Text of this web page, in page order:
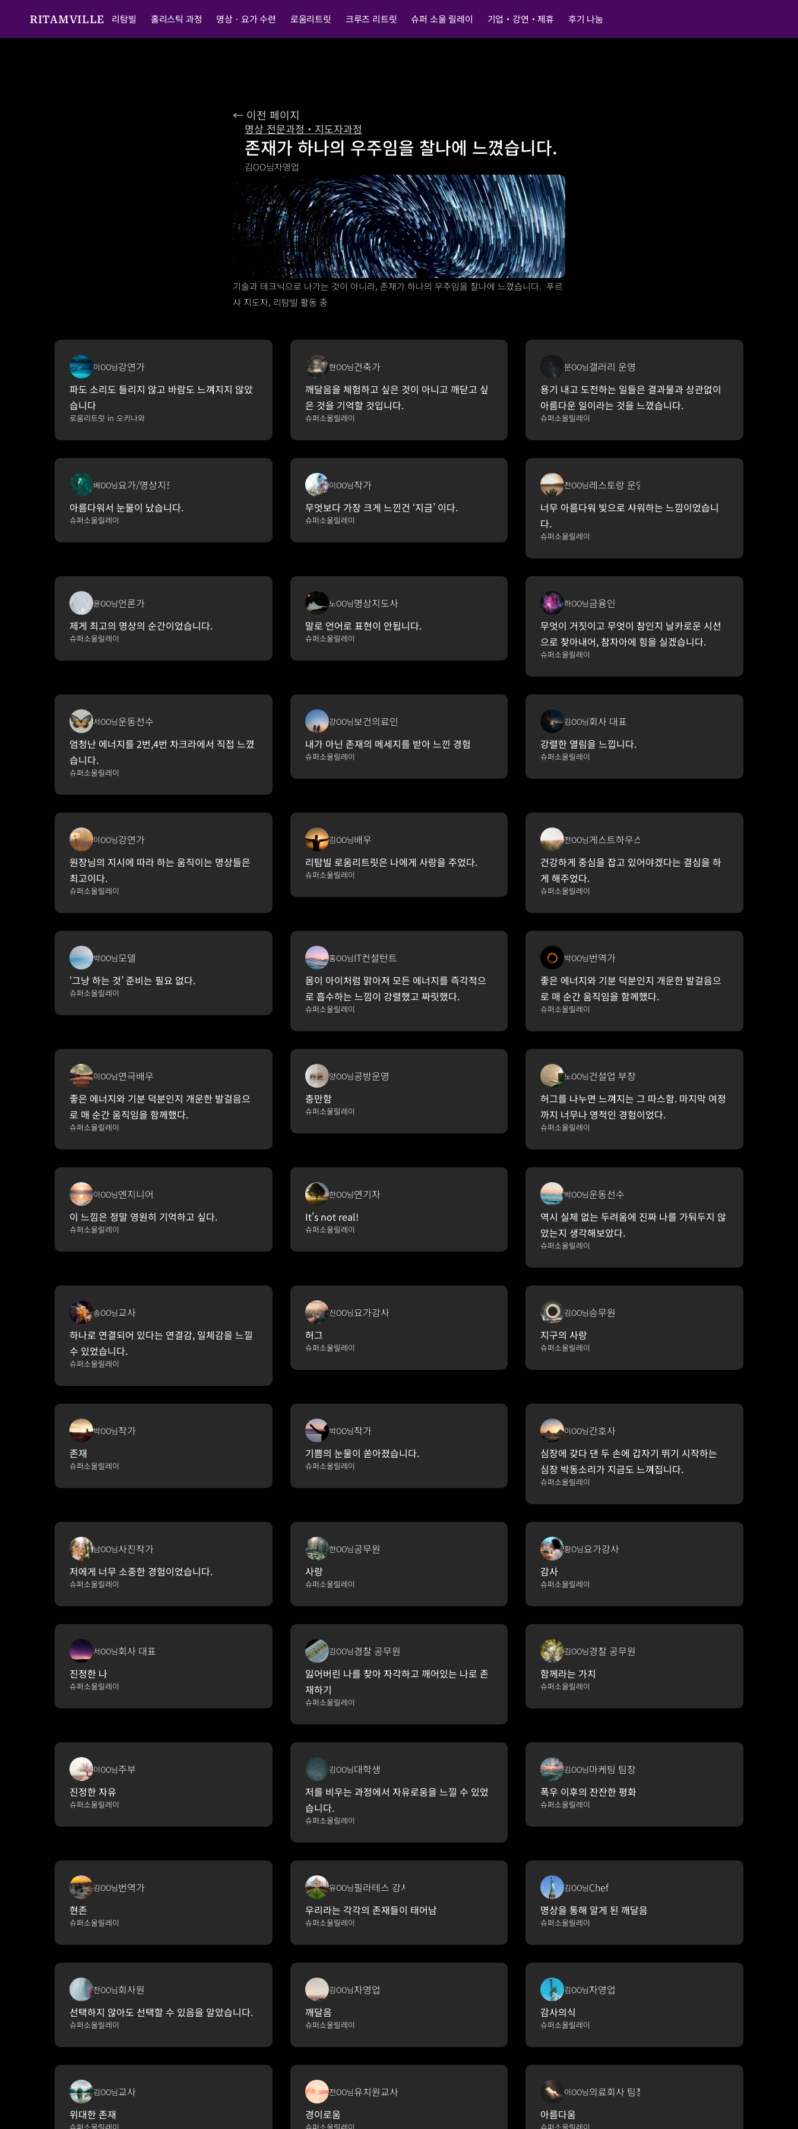
RITAMVILLE 리탐빌 홀리스틱 과정 명상ㆍ요가 수련 로움리트릿 크루즈 리트릿 슈퍼 소울 릴레이 기업・강연・제휴 후기 나눔
← 이전 페이지
명상 전문과정・지도자과정
존재가 하나의 우주임을 찰나에 느꼈습니다.
김OO님자영업
기술과 테크닉으로 나가는 것이 아니라, 존재가 하나의 우주임을 찰나에 느꼈습니다.  푸르
샤 지도자, 리탐빌 활동 중
이OO님강연가
파도 소리도 들리지 않고 바람도 느껴지지 않았
습니다
로움리트릿 in 오키나와
현OO님건축가
깨달음을 체험하고 싶은 것이 아니고 깨닫고 싶
은 것을 기억할 것입니다.
슈퍼소울릴레이
문OO님갤러리 운영
용기 내고 도전하는 일들은 결과물과 상관없이
아름다운 일이라는 것을 느꼈습니다.
슈퍼소울릴레이
베OO님요가/명상지도자
아름다워서 눈물이 났습니다.
슈퍼소울릴레이
이OO님작가
무엇보다 가장 크게 느낀건 ‘지금’ 이다.
슈퍼소울릴레이
전OO님레스토랑 운영
너무 아름다워 빛으로 샤워하는 느낌이었습니
다.
슈퍼소울릴레이
윤OO님언론가
제게 최고의 명상의 순간이었습니다.
슈퍼소울릴레이
노OO님명상지도사
말로 언어로 표현이 안됩니다.
슈퍼소울릴레이
하OO님금융인
무엇이 거짓이고 무엇이 참인지 날카로운 시선
으로 찾아내어, 참자아에 힘을 실겠습니다.
슈퍼소울릴레이
서OO님운동선수
엄청난 에너지를 2번,4번 차크라에서 직접 느꼈
습니다.
슈퍼소울릴레이
강OO님보건의료인
내가 아닌 존재의 메세지를 받아 느낀 경험
슈퍼소울릴레이
김OO님회사 대표
강렬한 열림을 느낍니다.
슈퍼소울릴레이
이OO님강연가
원장님의 지시에 따라 하는 움직이는 명상들은
최고이다.
슈퍼소울릴레이
김OO님배우
리탐빌 로움리트릿은 나에게 사랑을 주었다.
슈퍼소울릴레이
전OO님게스트하우스 운영
건강하게 중심을 잡고 있어야겠다는 결심을 하
게 해주었다.
슈퍼소울릴레이
박OO님모델
‘그냥 하는 것’ 준비는 필요 없다.
슈퍼소울릴레이
홍OO님IT컨설턴트
몸이 아이처럼 맑아져 모든 에너지를 즉각적으
로 흡수하는 느낌이 강렬했고 짜릿했다.
슈퍼소울릴레이
박OO님번역가
좋은 에너지와 기분 덕분인지 개운한 발걸음으
로 매 순간 움직임을 함께했다.
슈퍼소울릴레이
이OO님연극배우
좋은 에너지와 기분 덕분인지 개운한 발걸음으
로 매 순간 움직임을 함께했다.
슈퍼소울릴레이
양OO님공방운영
충만함
슈퍼소울릴레이
노OO님건설업 부장
허그를 나누면 느껴지는 그 따스함. 마지막 여정
까지 너무나 영적인 경험이었다.
슈퍼소울릴레이
이OO님엔지니어
이 느낌은 정말 영원히 기억하고 싶다.
슈퍼소울릴레이
한OO님연기자
It's not real!
슈퍼소울릴레이
박OO님운동선수
역시 실체 없는 두려움에 진짜 나를 가둬두지 않
았는지 생각해보았다.
슈퍼소울릴레이
송OO님교사
하나로 연결되어 있다는 연결감, 일체감을 느낄
수 있었습니다.
슈퍼소울릴레이
신OO님요가강사
허그
슈퍼소울릴레이
김OO님승무원
지구의 사랑
슈퍼소울릴레이
박OO님작가
존재
슈퍼소울릴레이
박OO님작가
기쁨의 눈물이 쏟아졌습니다.
슈퍼소울릴레이
이OO님간호사
심장에 갖다 댄 두 손에 갑자기 뛰기 시작하는
심장 박동소리가 지금도 느껴집니다.
슈퍼소울릴레이
남OO님사진작가
저에게 너무 소중한 경험이었습니다.
슈퍼소울릴레이
한OO님공무원
사랑
슈퍼소울릴레이
황O님요가강사
감사
슈퍼소울릴레이
서OO님회사 대표
진정한 나
슈퍼소울릴레이
김OO님경찰 공무원
잃어버린 나를 찾아 자각하고 깨어있는 나로 존
재하기
슈퍼소울릴레이
김OO님경찰 공무원
함께라는 가치
슈퍼소울릴레이
이OO님주부
진정한 자유
슈퍼소울릴레이
김OO님대학생
저를 비우는 과정에서 자유로움을 느낄 수 있었
습니다.
슈퍼소울릴레이
김OO님마케팅 팀장
폭우 이후의 잔잔한 평화
슈퍼소울릴레이
김OO님번역가
현존
슈퍼소울릴레이
유OO님필라테스 강사
우리라는 각각의 존재들이 태어남
슈퍼소울릴레이
김OO님Chef
명상을 통해 알게 된 깨달음
슈퍼소울릴레이
전OO님회사원
선택하지 않아도 선택할 수 있음을 알았습니다.
슈퍼소울릴레이
김OO님자영업
깨달음
슈퍼소울릴레이
김OO님자영업
감사의식
슈퍼소울릴레이
김OO님교사
위대한 존재
전OO님유치원교사
경이로움
이OO님의료회사 팀장
아름다움